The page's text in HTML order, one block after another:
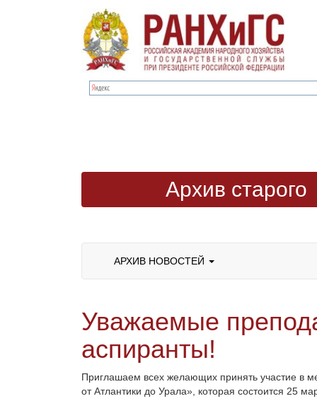
Архив старого
АРХИВ НОВОСТЕЙ
Уважаемые
аспиранты!
Приглашаем всех желающих принять участие в
от Атлантики до Урала», которая состоится 25